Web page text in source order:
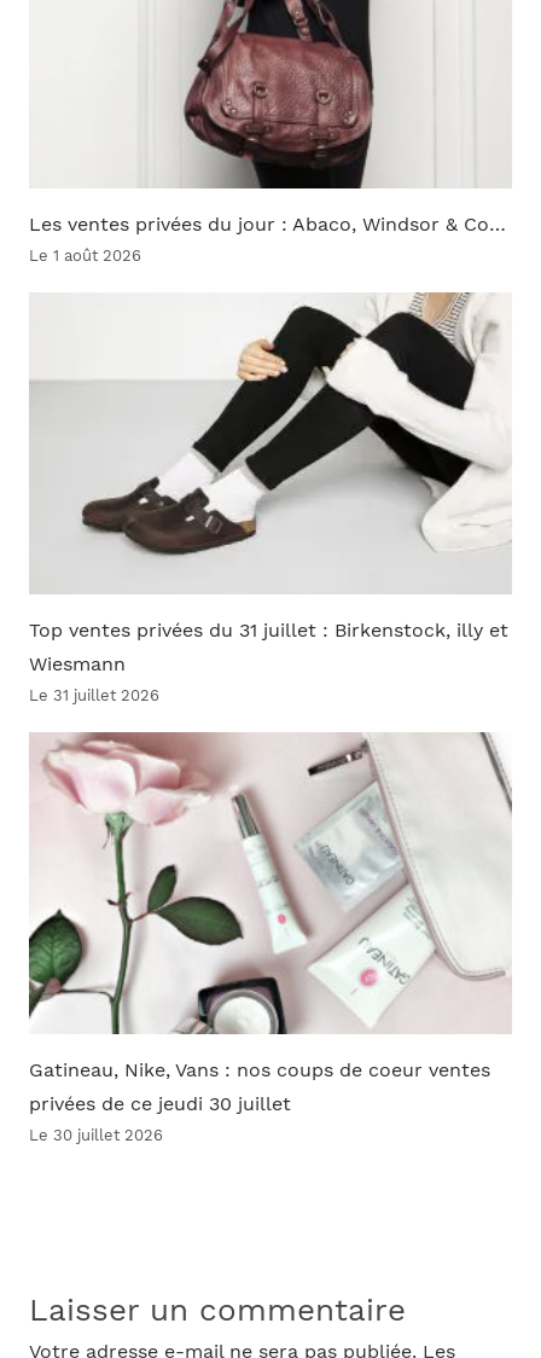
Les ventes privées du jour : Abaco, Windsor & Co…
Le 1 août 2026
Top ventes privées du 31 juillet : Birkenstock, illy et
Wiesmann
Le 31 juillet 2026
Gatineau, Nike, Vans : nos coups de coeur ventes
privées de ce jeudi 30 juillet
Le 30 juillet 2026
Laisser un commentaire
Votre adresse e-mail ne sera pas publiée. Les